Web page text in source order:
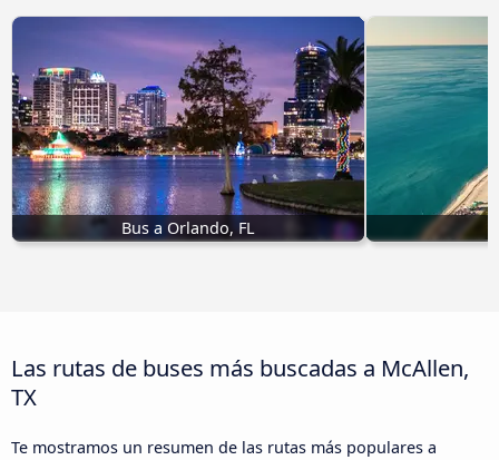
Bus a Orlando, FL
Las rutas de buses más buscadas a McAllen,
TX
Te mostramos un resumen de las rutas más populares a